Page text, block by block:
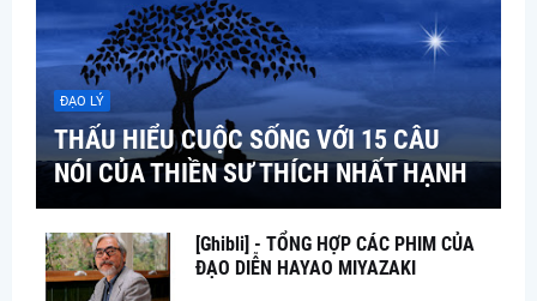
ĐẠO LÝ
THẤU HIỂU CUỘC SỐNG VỚI 15 CÂU
NÓI CỦA THIỀN SƯ THÍCH NHẤT HẠNH
[Ghibli] - TỔNG HỢP CÁC PHIM CỦA
ĐẠO DIỄN HAYAO MIYAZAKI